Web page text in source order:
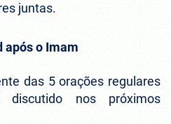
juntas.
após o Imam
das 5 orações regulares
nos próximos